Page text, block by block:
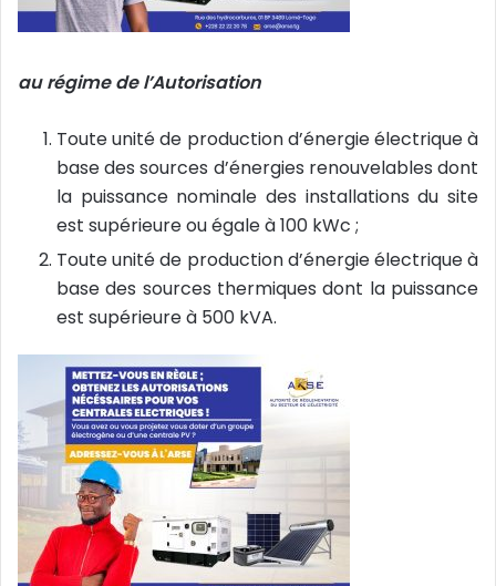
au régime de l’Autorisation
Toute unité de production d’énergie électrique à
base des sources d’énergies renouvelables dont
la puissance nominale des installations du site
est supérieure ou égale à 100 kWc ;
Toute unité de production d’énergie électrique à
base des sources thermiques dont la puissance
est supérieure à 500 kVA.